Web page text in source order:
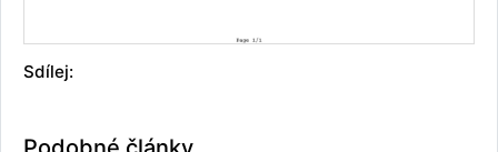
Sdílej: